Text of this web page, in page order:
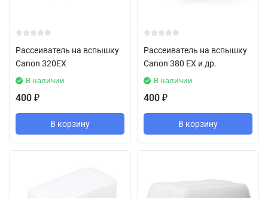
Рассеиватель на вспышку
Canon 320EX
В наличии
400 ₽
В корзину
Рассеиватель на вспышку
Canon 380 EX и др.
В наличии
400 ₽
В корзину